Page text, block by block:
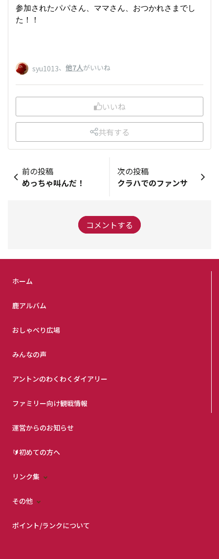
参加されたパパさん、ママさん、おつかれさまでし
た！！
syu1013、 他7人がいいね
いいね
共有する
前の投稿
めっちゃ叫んだ！
次の投稿
クラハでのファンサ
コメントする
ホーム
鹿アルバム
おしゃべり広場
みんなの声
アントンのわくわくダイアリー
ファミリー向け観戦情報
運営からのお知らせ
🔰初めての方へ
リンク集
その他
ポイント/ランクについて